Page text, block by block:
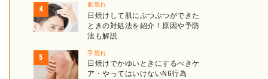
肌荒れ
日焼けして肌にぶつぶつができた
ときの対処法を紹介！原因や予防
法も解説
手荒れ
日焼けでかゆいときにするべきケ
ア・やってはいけないNG行為